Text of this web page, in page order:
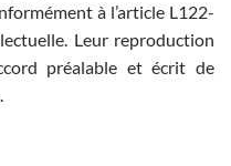
à l’article L122-
Leur reproduction
préalable et écrit de